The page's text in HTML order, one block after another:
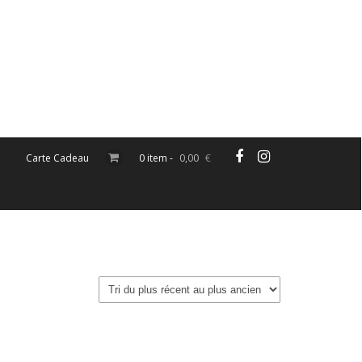
Carte Cadeau 0 item - 0,00 €